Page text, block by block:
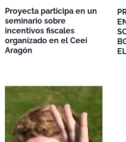
Proyecta participa en un
seminario sobre
incentivos fiscales
organizado en el Ceei
Aragón